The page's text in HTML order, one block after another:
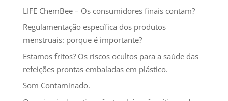
LIFE ChemBee – Os consumidores finais contam?
Regulamentação específica dos produtos
menstruais: porque é importante?
Estamos fritos? Os riscos ocultos para a saúde das
refeições prontas embaladas em plástico.
Som Contaminado.